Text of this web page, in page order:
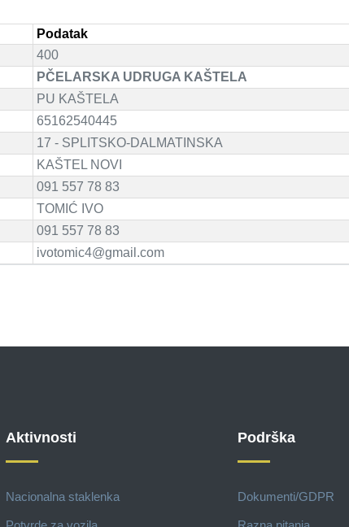
Podatak
400
PČELARSKA UDRUGA KAŠTELA
PU KAŠTELA
65162540445
17 - SPLITSKO-DALMATINSKA
KAŠTEL NOVI
091 557 78 83
TOMIĆ IVO
091 557 78 83
ivotomic4@gmail.com
Aktivnosti
Nacionalna staklenka
Podrška
Dokumenti/GDPR